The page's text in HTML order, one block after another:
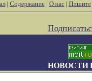
| Содержание| О нас| Пишите
НОВОСТИ